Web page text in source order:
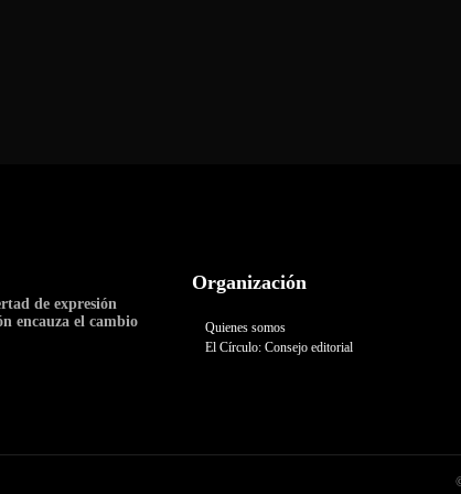
de expresión
encauza el cambio
Organización
Quienes somos
El Círculo: Consejo editorial